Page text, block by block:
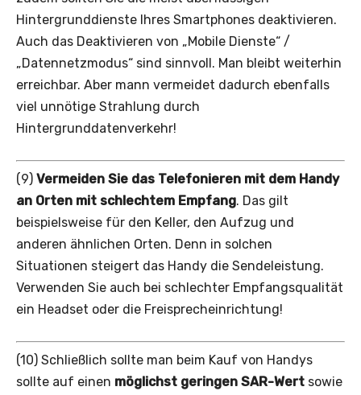
Hintergrunddienste Ihres Smartphones deaktivieren.
Auch das Deaktivieren von „Mobile Dienste“ /
„Datennetzmodus“ sind sinnvoll. Man bleibt weiterhin
erreichbar. Aber mann vermeidet dadurch ebenfalls
viel unnötige Strahlung durch
Hintergrunddatenverkehr!
(9) Vermeiden Sie das Telefonieren mit dem Handy
an Orten mit schlechtem Empfang. Das gilt
beispielsweise für den Keller, den Aufzug und
anderen ähnlichen Orten. Denn in solchen
Situationen steigert das Handy die Sendeleistung.
Verwenden Sie auch bei schlechter Empfangsqualität
ein Headset oder die Freisprecheinrichtung!
(10) Schließlich sollte man beim Kauf von Handys
sollte auf einen möglichst geringen SAR-Wert sowie